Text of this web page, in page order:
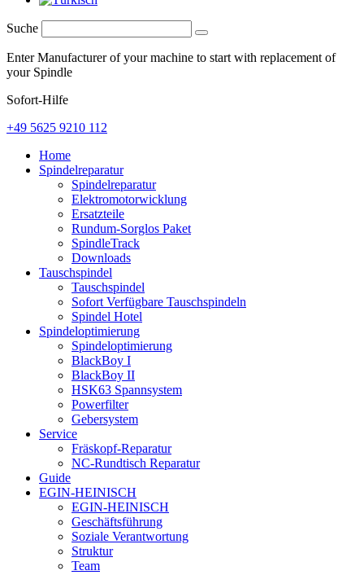
Suche
Enter Manufacturer of your machine to start with replacement of
your Spindle
Sofort-Hilfe
+49 5625 9210 112
Home
Spindelreparatur
Spindelreparatur
Elektromotorwicklung
Ersatzteile
Rundum-Sorglos Paket
SpindleTrack
Downloads
Tauschspindel
Tauschspindel
Sofort Verfügbare Tauschspindeln
Spindel Hotel
Spindeloptimierung
Spindeloptimierung
BlackBoy I
BlackBoy II
HSK63 Spannsystem
Powerfilter
Gebersystem
Service
Fräskopf-Reparatur
NC-Rundtisch Reparatur
Guide
EGIN-HEINISCH
EGIN-HEINISCH
Geschäftsführung
Soziale Verantwortung
Struktur
Team